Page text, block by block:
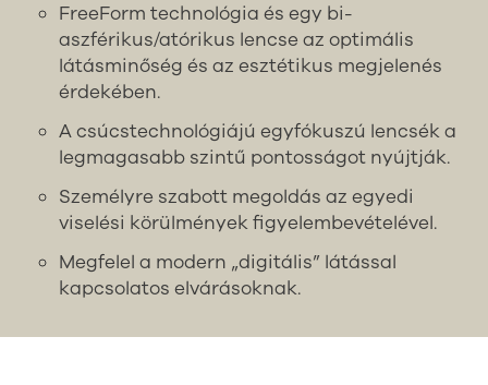
FreeForm technológia és egy bi-
aszférikus/atórikus lencse az optimális
látásminőség és az esztétikus megjelenés
érdekében.
A csúcstechnológiájú egyfókuszú lencsék a
legmagasabb szintű pontosságot nyújtják.
Személyre szabott megoldás az egyedi
viselési körülmények figyelembevételével.
Megfelel a modern „digitális” látással
kapcsolatos elvárásoknak.